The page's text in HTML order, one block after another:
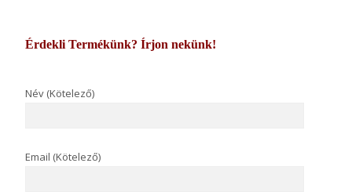
Érdekli Termékünk? Írjon nekünk!
Név (Kötelező)
Email (Kötelező)